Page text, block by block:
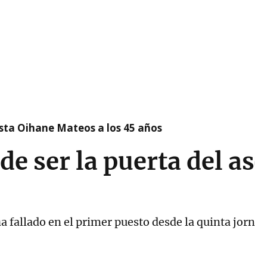
Oihane Mateos a los 45 años
ser la puerta del
fallado en el primer puesto desde la quinta